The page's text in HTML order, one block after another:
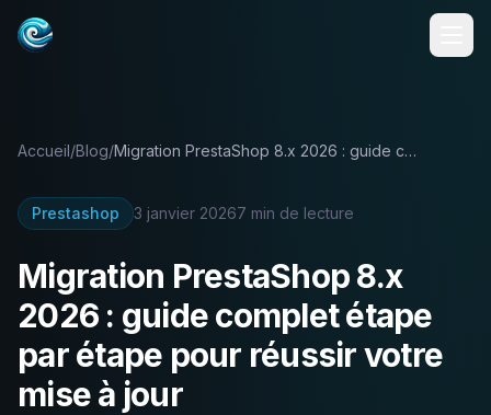
Accueil/Blog/ Migration PrestaShop 8.x 2026 : guide complet étape par étape pour réussir votre mise à jour
Prestashop 3 janvier 20267 min de lecture
Migration PrestaShop 8.x
2026 : guide complet étape
par étape pour réussir votre
mise à jour